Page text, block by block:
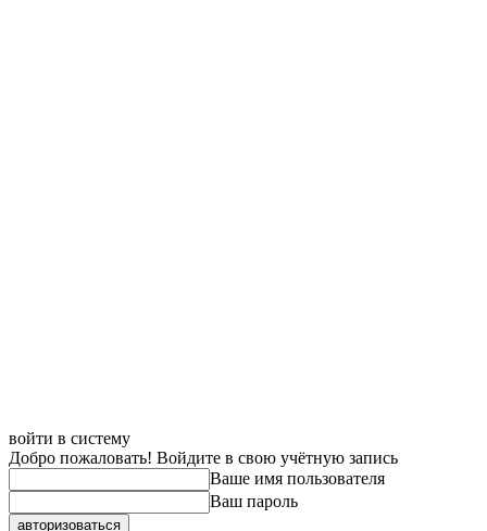
войти в систему
Добро пожаловать! Войдите в свою учётную запись
Ваше имя пользователя
Ваш пароль